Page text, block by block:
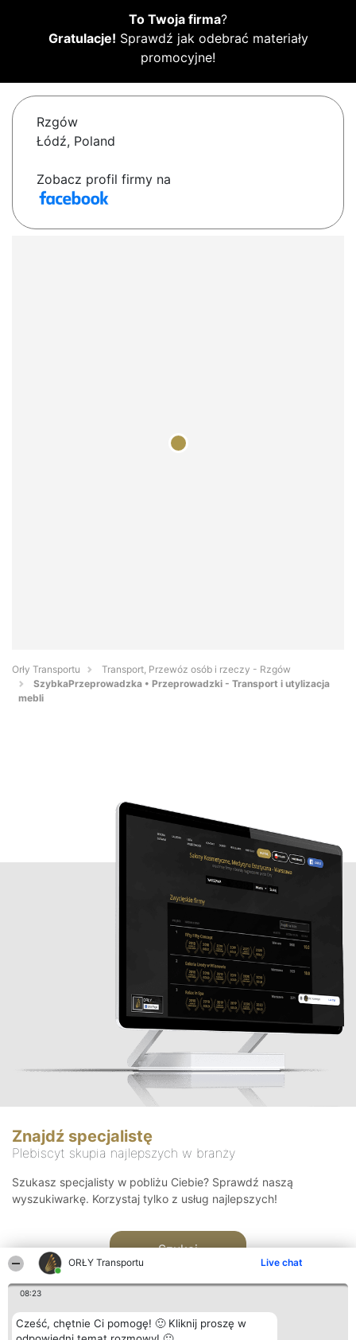
ORŁY Transportu Live chat
08:23
Cześć, chętnie Ci pomogę! 🙂 Kliknij proszę w
To Twoja firma?
Gratulacje! Sprawdź jak odebrać materiały
promocyjne!
Rzgów
Łódź, Poland
Zobacz profil firmy na
Orły Transportu
Transport, Przewóz osób i rzeczy - Rzgów
SzybkaPrzeprowadzka • Przeprowadzki - Transport i utylizacja
mebli
Znajdź specjalistę
Plebiscyt skupia najlepszych w branży
Szukasz specjalisty w pobliżu Ciebie? Sprawdź naszą
wyszukiwarkę. Korzystaj tylko z usług najlepszych!
Szukaj